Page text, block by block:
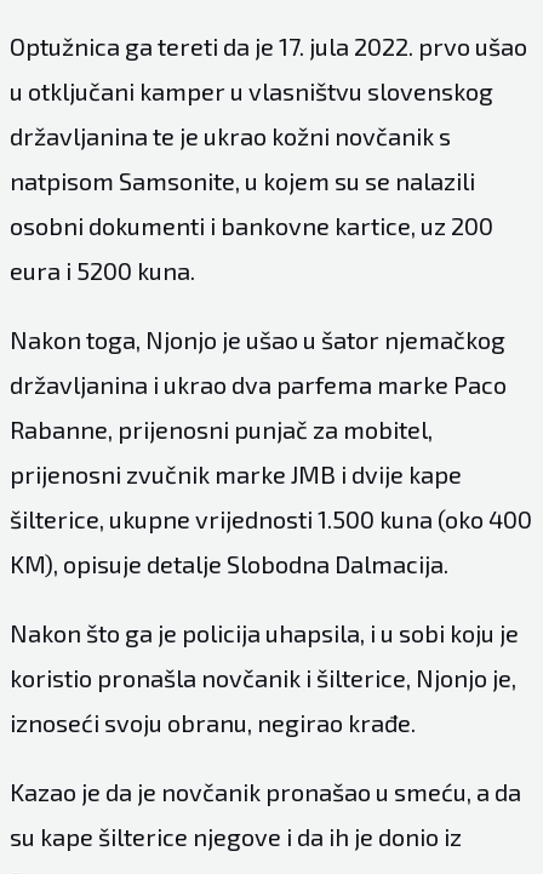
Optužnica ga tereti da je 17. jula 2022. prvo ušao
u otključani kamper u vlasništvu slovenskog
državljanina te je ukrao kožni novčanik s
natpisom Samsonite, u kojem su se nalazili
osobni dokumenti i bankovne kartice, uz 200
eura i 5200 kuna.
Nakon toga, Njonjo je ušao u šator njemačkog
državljanina i ukrao dva parfema marke Paco
Rabanne, prijenosni punjač za mobitel,
prijenosni zvučnik marke JMB i dvije kape
šilterice, ukupne vrijednosti 1.500 kuna (oko 400
KM), opisuje detalje Slobodna Dalmacija.
Nakon što ga je policija uhapsila, i u sobi koju je
koristio pronašla novčanik i šilterice, Njonjo je,
iznoseći svoju obranu, negirao krađe.
Kazao je da je novčanik pronašao u smeću, a da
su kape šilterice njegove i da ih je donio iz